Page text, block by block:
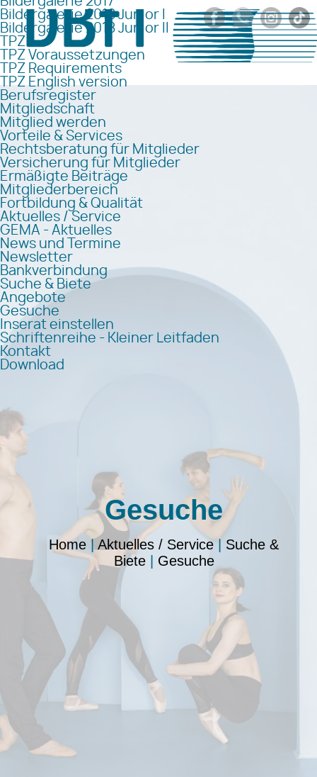
Bildergalerie 2018 Junior I
Bildergalerie 2018 Junior II
TPZ
TPZ Voraussetzungen
TPZ Requirements
TPZ English version
Berufsregister
Mitgliedschaft
Mitglied werden
Vorteile & Services
Rechtsberatung für Mitglieder
Versicherung für Mitglieder
Ermäßigte Beiträge
Mitgliederbereich
Fortbildung & Qualität
Aktuelles / Service
GEMA - Aktuelles
News und Termine
Newsletter
Bankverbindung
Suche & Biete
Angebote
Gesuche
Inserat einstellen
Schriftenreihe - Kleiner Leitfaden
Kontakt
Download
Gesuche
Home | Aktuelles / Service| Suche &
Biete| Gesuche